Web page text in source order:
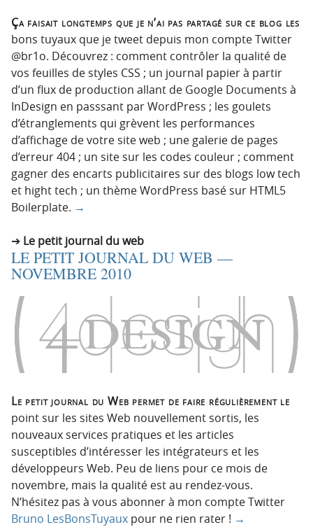
Ça faisait longtemps que je n’ai pas partagé sur ce blog les
bons tuyaux que je tweet depuis mon compte Twitter
@br1o. Découvrez : comment contrôler la qualité de
vos feuilles de styles CSS ; un journal papier à partir
d’un flux de production allant de Google Documents à
InDesign en passsant par WordPress ; les goulets
d’étranglements qui grèvent les performances
d’affichage de votre site web ; une galerie de pages
d’erreur 404 ; un site sur les codes couleur ; comment
gagner des encarts publicitaires sur des blogs low tech
et hight tech ; un thème WordPress basé sur HTML5
Boilerplate. →
Le petit journal du web
LE PETIT JOURNAL DU WEB —
NOVEMBRE 2010
Le petit journal du Web permet de faire régulièrement le
point sur les sites Web nouvellement sortis, les
nouveaux services pratiques et les articles
susceptibles d’intéresser les intégrateurs et les
développeurs Web. Peu de liens pour ce mois de
novembre, mais la qualité est au rendez-vous.
N’hésitez pas à vous abonner à mon compte Twitter
Bruno LesBonsTuyaux pour ne rien rater ! →